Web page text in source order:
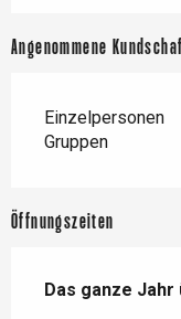
Angenommene
Einzelpersonen
Gruppen
Öffnungszeiten
Das ganze Jahr
Das ganze Jahr